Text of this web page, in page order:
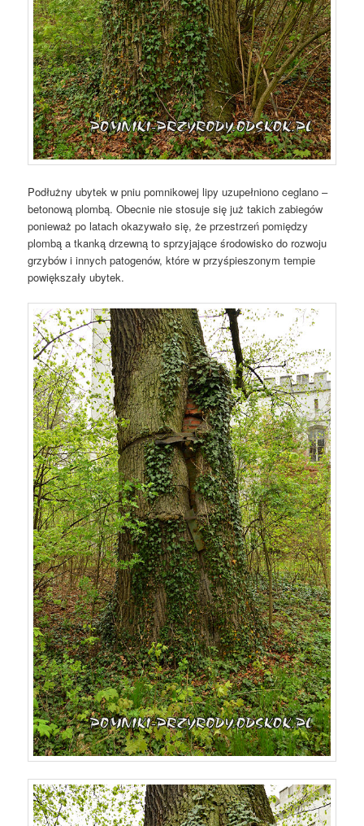
Podłużny ubytek w pniu pomnikowej lipy uzupełniono ceglano –
betonową plombą. Obecnie nie stosuje się już takich zabiegów
ponieważ po latach okazywało się, że przestrzeń pomiędzy
plombą a tkanką drzewną to sprzyjające środowisko do rozwoju
grzybów i innych patogenów, które w przyśpieszonym tempie
powiększały ubytek.